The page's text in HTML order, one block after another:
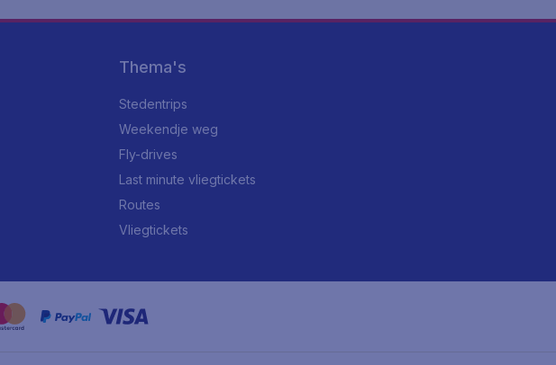
Thema's
Stedentrips
Weekendje weg
Fly-drives
Last minute vliegtickets
Routes
Vliegtickets